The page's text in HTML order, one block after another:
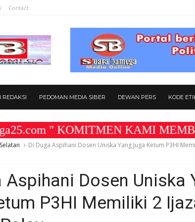
Contact
REDAKSI PEDOMAN MEDIA SIBER DEWAN PERS KODE
KOMITMEN KAMI
Di Duga Aspihani Dosen Uniska Yang Juga Ketum P3HI
Aspihani Dosen Uniska
P3HI Memiliki 2